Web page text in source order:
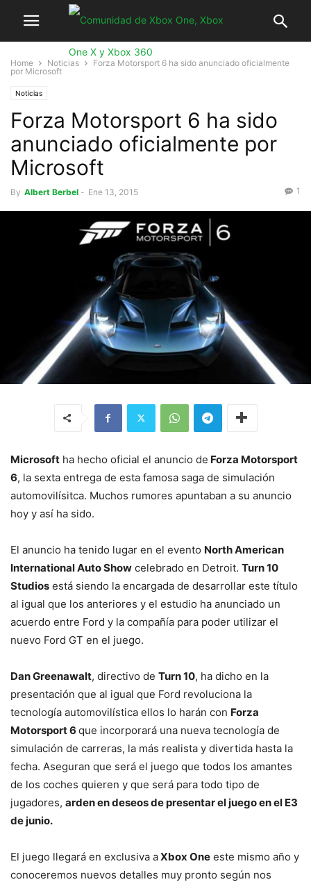
Home Noticias
Forza Motorsport 6 ha sido anunciado oficialmente
por Microsoft
Noticias
Forza Motorsport 6 ha sido
anunciado oficialmente por
Microsoft
By Albert Berbel - Ene 13, 2015 1
Microsoft ha hecho oficial el anuncio de Forza Motorsport
6, la sexta entrega de esta famosa saga de simulación
automovilísitca. Muchos rumores apuntaban a su anuncio
hoy y así ha sido.
El anuncio ha tenido lugar en el evento North American
International Auto Show celebrado en Detroit. Turn 10
Studios está siendo la encargada de desarrollar este título
al igual que los anteriores y el estudio ha anunciado un
acuerdo entre Ford y la compañía para poder utilizar el
nuevo Ford GT en el juego.
Dan Greenawalt, directivo de Turn 10, ha dicho en la
presentación que al igual que Ford revoluciona la
tecnología automovilística ellos lo harán con Forza
Motorsport 6 que incorporará una nueva tecnología de
simulación de carreras, la más realista y divertida hasta la
fecha. Aseguran que será el juego que todos los amantes
de los coches quieren y que será para todo tipo de
jugadores, arden en deseos de presentar el juego en el E3
de junio.
El juego llegará en exclusiva aXbox One este mismo año y
conoceremos nuevos detalles muy pronto según nos